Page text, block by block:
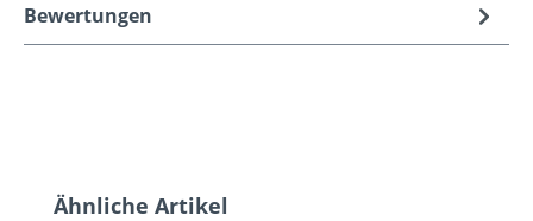
Bewertungen
Produktgalerie überspringen
Ähnliche Artikel